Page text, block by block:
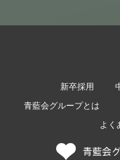
新卒採用
青藍会グループとは
よく